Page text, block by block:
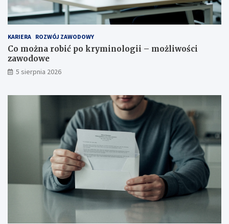
KARIERA ROZWÓJ ZAWODOWY
Co można robić po kryminologii – możliwości
zawodowe
5 sierpnia 2026